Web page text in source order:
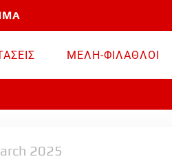
ΜΕΛΗ-ΦΙΛΑΘΛΟΙ
2025